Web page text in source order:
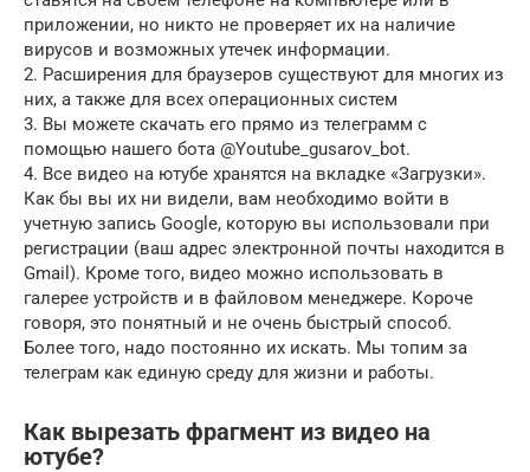
приложении, но никто не проверяет их на наличие
вирусов и возможных утечек информации.
2. Расширения для браузеров существуют для многих из
них, а также для всех операционных систем
3. Вы можете скачать его прямо из телеграмм с
помощью нашего бота @Youtube_gusarov_bot.
4. Все видео на ютубе хранятся на вкладке «Загрузки».
Как бы вы их ни видели, вам необходимо войти в
учетную запись Google, которую вы использовали при
регистрации (ваш адрес электронной почты находится в
Gmail). Кроме того, видео можно использовать в
галерее устройств и в файловом менеджере. Короче
говоря, это понятный и не очень быстрый способ.
Более того, надо постоянно их искать. Мы топим за
телеграм как единую среду для жизни и работы.
Как вырезать фрагмент из видео на
ютубе?